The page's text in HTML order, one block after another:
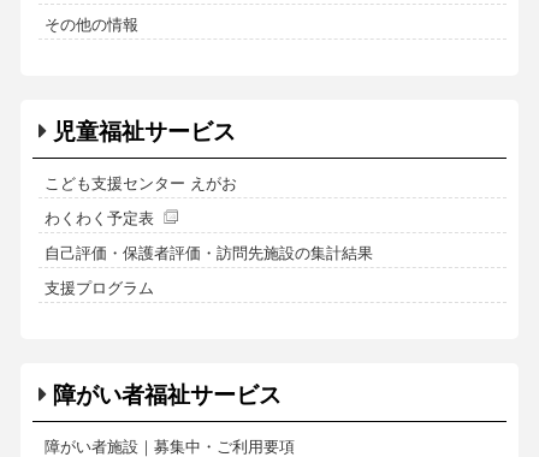
その他の情報
児童福祉サービス
こども支援センター えがお
わくわく予定表
自己評価・保護者評価・訪問先施設の集計結果
支援プログラム
障がい者福祉サービス
障がい者施設｜募集中・ご利用要項